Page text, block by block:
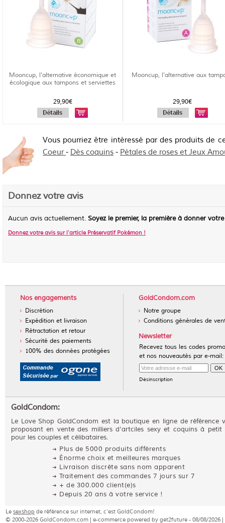
Mooncup, l'alternative économique et
écologique aux tampons et serviettes
29,90€
Mooncup, l'alternative aux
29,90€
Vous pourriez être intéressé par des produits de
Coeur- Dés coquins - Pétales de roses et Jeux
Donnez votre avis
Aucun avis actuellement. Soyez le premier, la première à donner
Donnez votre avis sur l'article Préservatif Pokémon !
Nos engagements
Discrétion
Expédition et livraison
Rétractation et retour
Sécurité des paiements
100% des données protégées
GoldCondom.com
Notre groupe
Conditions générales de
Newsletter
Recevez tous les codes
et nos nouveautés par e-mail:
Désinscription
GoldCondom:
Le Love Shop GoldCondom est la boutique en ligne de référence
proposant en vente des milliers d'artciles sexy et coquins à petit
pour les couples et célibataires.
Plus de 5000 produits différents
Énorme choix et meilleures marques
Livraison discrète sans nom apparent
Traitement des commandes 7 jours sur 7
+ de 300.000 client(e)s
Depuis 20 ans à votre service !
Le sexshop de référence sur internet, c'est GoldCondom!
© 2000-2026 GoldCondom.com | e-commerce powered by get2future - 08/08/2026 |